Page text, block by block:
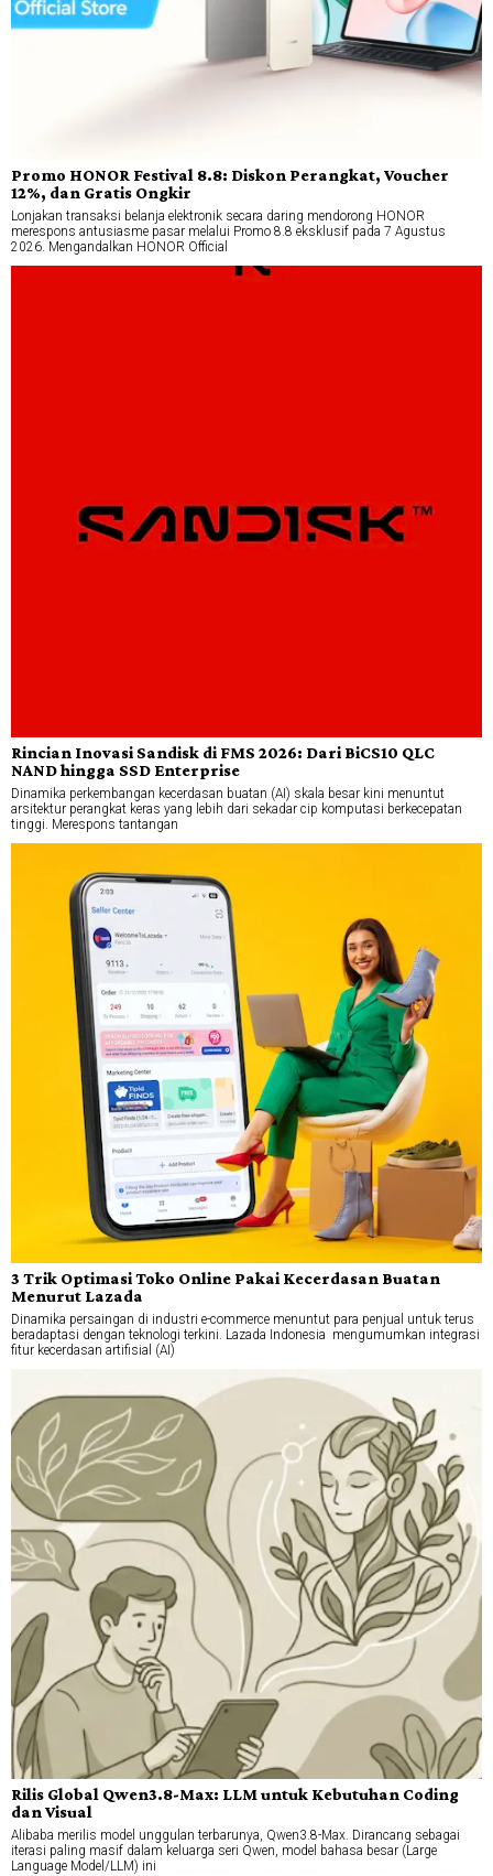
Promo HONOR Festival 8.8: Diskon Perangkat, Voucher
12%, dan Gratis Ongkir
Lonjakan transaksi belanja elektronik secara daring mendorong HONOR
merespons antusiasme pasar melalui Promo 8.8 eksklusif pada 7 Agustus
2026. Mengandalkan HONOR Official
Rincian Inovasi Sandisk di FMS 2026: Dari BiCS10 QLC
NAND hingga SSD Enterprise
Dinamika perkembangan kecerdasan buatan (AI) skala besar kini menuntut
arsitektur perangkat keras yang lebih dari sekadar cip komputasi berkecepatan
tinggi. Merespons tantangan
3 Trik Optimasi Toko Online Pakai Kecerdasan Buatan
Menurut Lazada
Dinamika persaingan di industri e-commerce menuntut para penjual untuk terus
beradaptasi dengan teknologi terkini. Lazada Indonesia mengumumkan integrasi
fitur kecerdasan artifisial (AI)
Rilis Global Qwen3.8-Max: LLM untuk Kebutuhan Coding
dan Visual
Alibaba merilis model unggulan terbarunya, Qwen3.8-Max. Dirancang sebagai
iterasi paling masif dalam keluarga seri Qwen, model bahasa besar (Large
Language Model/LLM) ini